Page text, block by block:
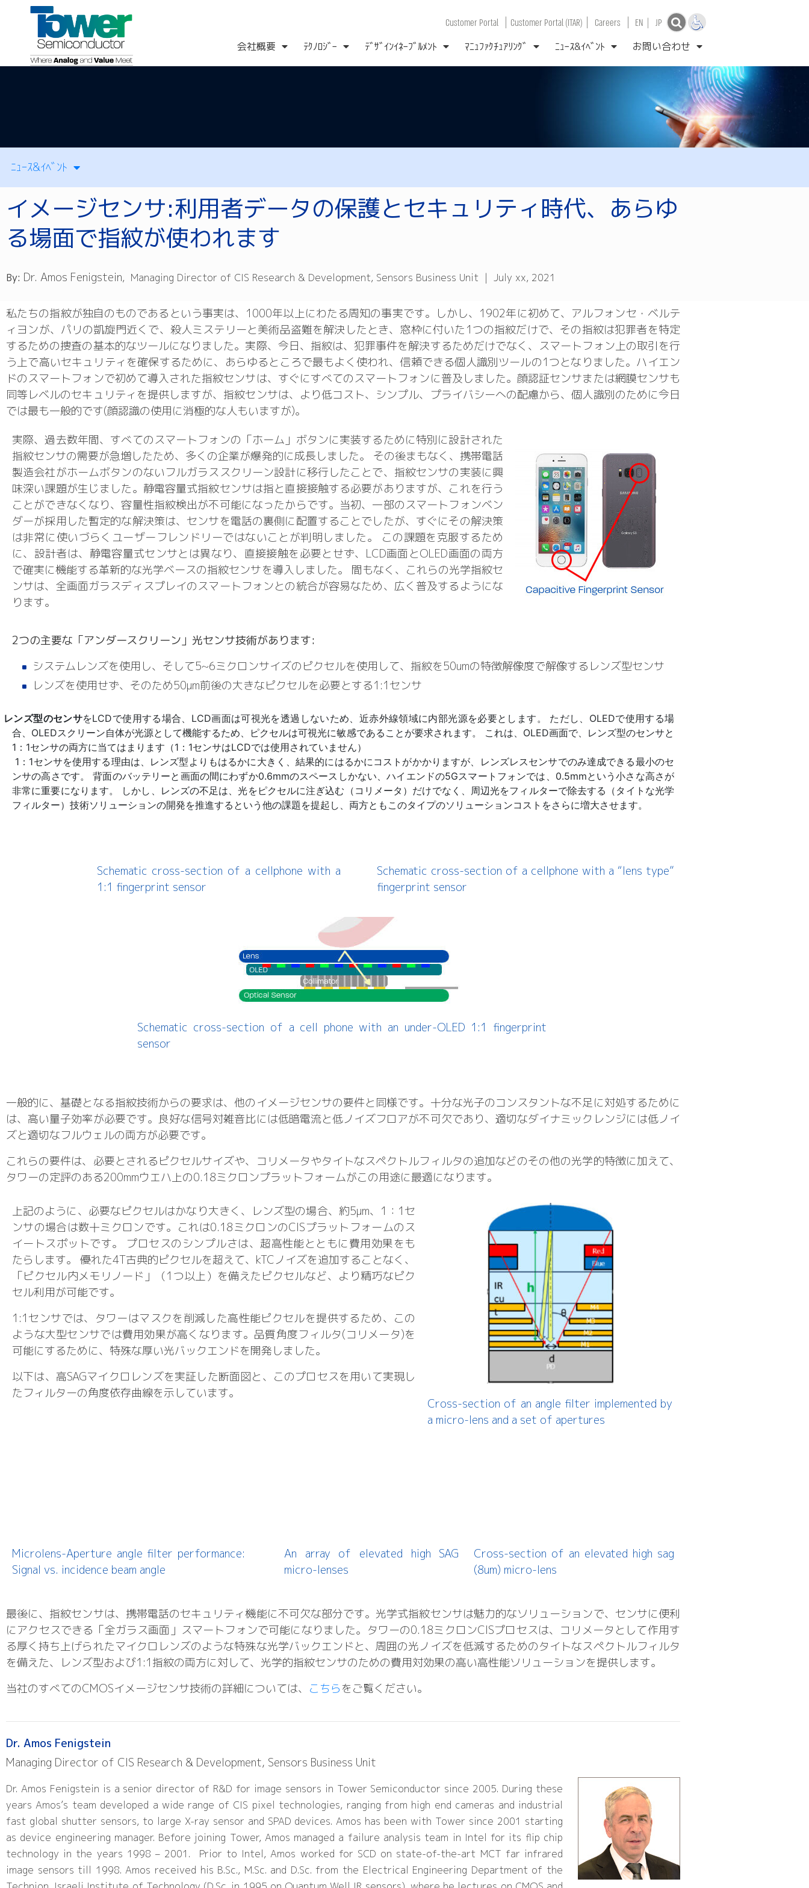
Customer Portal| Customer Portal (ITAR) | Careers | EN | JP
会社概要 ﾃｸﾉﾛｼﾞｰ ﾃﾞｻﾞｲﾝｲﾈｰﾌﾞﾙﾒﾝﾄ ﾏﾆｭﾌｧｸﾁｭｱﾘﾝｸﾞ ﾆｭｰｽ&ｲﾍﾞﾝﾄ お問い合わせ
ﾆｭｰｽ&ｲﾍﾞﾝﾄ
イメージセンサ:利用者データの保護とセキュリティ時代、あらゆ
る場面で指紋が使われます
By: Dr. Amos Fenigstein, Managing Director of CIS Research & Development, Sensors Business Unit | July xx, 2021
私たちの指紋が独自のものであるという事実は、1000年以上にわたる周知の事実です。しかし、1902年に初めて、アルフォンセ・ベルテ
ィヨンが、パリの凱旋門近くで、殺人ミステリーと美術品盗難を解決したとき、窓枠に付いた1つの指紋だけで、その指紋は犯罪者を特定
するための捜査の基本的なツールになりました。実際、今日、指紋は、犯罪事件を解決するためだけでなく、スマートフォン上の取引を行
う上で高いセキュリティを確保するために、あらゆるところで最もよく使われ、信頼できる個人識別ツールの1つとなりました。ハイエン
ドのスマートフォンで初めて導入された指紋センサは、すぐにすべてのスマートフォンに普及しました。顔認証センサまたは網膜センサも
同等レベルのセキュリティを提供しますが、指紋センサは、より低コスト、シンプル、プライバシーへの配慮から、個人識別のために今日
では最も一般的です(顔認識の使用に消極的な人もいますが)。
実際、過去数年間、すべてのスマートフォンの「ホーム」ボタンに実装するために特別に設計された
指紋センサの需要が急増したため、多くの企業が爆発的に成長しました。 その後まもなく、携帯電話
製造会社がホームボタンのないフルガラススクリーン設計に移行したことで、指紋センサの実装に興
味深い課題が生じました。静電容量式指紋センサは指と直接接触する必要がありますが、これを行う
ことができなくなり、容量性指紋検出が不可能になったからです。当初、一部のスマートフォンベン
ダーが採用した暫定的な解決策は、センサを電話の裏側に配置することでしたが、すぐにその解決策
は非常に使いづらくユーザーフレンドリーではないことが判明しました。 この課題を克服するため
に、設計者は、静電容量式センサとは異なり、直接接触を必要とせず、LCD画面とOLED画面の両方
で確実に機能する革新的な光学ベースの指紋センサを導入しました。 間もなく、これらの光学指紋セ
ンサは、全画面ガラスディスプレイのスマートフォンとの統合が容易なため、広く普及するようにな
ります。
2つの主要な「アンダースクリーン」光センサ技術があります:
システムレンズを使用し、そして5~6ミクロンサイズのピクセルを使用して、指紋を50umの特徴解像度で解像するレンズ型センサ
レンズを使用せず、そのため50μm前後の大きなピクセルを必要とする1:1センサ
レンズ型のセンサをLCDで使用する場合、LCD画面は可視光を透過しないため、近赤外線領域に内部光源を必要とします。 ただし、OLEDで使用する場
合、OLEDスクリーン自体が光源として機能するため、ピクセルは可視光に敏感であることが要求されます。 これは、OLED画面で、レンズ型のセンサと
1：1センサの両方に当てはまります（1：1センサはLCDでは使用されていません）
1：1センサを使用する理由は、レンズ型よりもはるかに大きく、結果的にはるかにコストがかかりますが、レンズレスセンサでのみ達成できる最小のセ
ンサの高さです。 背面のバッテリーと画面の間にわずか0.6mmのスペースしかない、ハイエンドの5Gスマートフォンでは、0.5mmという小さな高さが
非常に重要になります。 しかし、レンズの不足は、光をピクセルに注ぎ込む（コリメータ）だけでなく、周辺光をフィルターで除去する（タイトな光学
フィルター）技術ソリューションの開発を推進するという他の課題を提起し、両方ともこのタイプのソリューションコストをさらに増大させます。
Schematic cross-section of a cellphone with a
1:1 fingerprint sensor
Schematic cross-section of a cellphone with a “lens type”
fingerprint sensor
Schematic cross-section of a cell phone with an under-OLED 1:1 fingerprint
sensor
一般的に、基礎となる指紋技術からの要求は、他のイメージセンサの要件と同様です。十分な光子のコンスタントな不足に対処するために
は、高い量子効率が必要です。良好な信号対雑音比には低暗電流と低ノイズフロアが不可欠であり、適切なダイナミックレンジには低ノイ
ズと適切なフルウェルの両方が必要です。
これらの要件は、必要とされるピクセルサイズや、コリメータやタイトなスペクトルフィルタの追加などのその他の光学的特徴に加えて、
タワーの定評のある200mmウエハ上の0.18ミクロンプラットフォームがこの用途に最適になります。
上記のように、必要なピクセルはかなり大きく、レンズ型の場合、約5μm、1：1セ
ンサの場合は数十ミクロンです。これは0.18ミクロンのCISプラットフォームのス
イートスポットです。 プロセスのシンプルさは、超高性能とともに費用効果をも
たらします。 優れた4T古典的ピクセルを超えて、kTCノイズを追加することなく、
「ピクセル内メモリノード」（1つ以上）を備えたピクセルなど、より精巧なピク
セル利用が可能です。
1:1センサでは、タワーはマスクを削減した高性能ピクセルを提供するため、この
ような大型センサでは費用効果が高くなります。品質角度フィルタ(コリメータ)を
可能にするために、特殊な厚い光バックエンドを開発しました。
以下は、高SAGマイクロレンズを実証した断面図と、このプロセスを用いて実現し
たフィルターの角度依存曲線を示しています。
Cross-section of an angle filter implemented by
a micro-lens and a set of apertures
Microlens-Aperture angle filter performance:
Signal vs. incidence beam angle
An array of elevated high SAG
micro-lenses
Cross-section of an elevated high sag
(8um) micro-lens
最後に、指紋センサは、携帯電話のセキュリティ機能に不可欠な部分です。光学式指紋センサは魅力的なソリューションで、センサに便利
にアクセスできる「全ガラス画面」スマートフォンで可能になりました。タワーの0.18ミクロンCISプロセスは、コリメータとして作用す
る厚く持ち上げられたマイクロレンズのような特殊な光学バックエンドと、周囲の光ノイズを低減するためのタイトなスペクトルフィルタ
を備えた、レンズ型および1:1指紋の両方に対して、光学的指紋センサのための費用対効果の高い高性能ソリューションを提供します。
当社のすべてのCMOSイメージセンサ技術の詳細については、 こちら をご覧ください。
Dr. Amos Fenigstein
Managing Director of CIS Research & Development, Sensors Business Unit
Dr. Amos Fenigstein is a senior director of R&D for image sensors in Tower Semiconductor since 2005. During these
years Amos’s team developed a wide range of CIS pixel technologies, ranging from high end cameras and industrial
fast global shutter sensors, to large X-ray sensor and SPAD devices. Amos has been with Tower since 2001 starting
as device engineering manager. Before joining Tower, Amos managed a failure analysis team in Intel for its flip chip
technology in the years 1998 – 2001. Prior to Intel, Amos worked for SCD on state-of-the-art MCT far infrared
image sensors till 1998. Amos received his B.Sc., M.Sc. and D.Sc. from the Electrical Engineering Department of the